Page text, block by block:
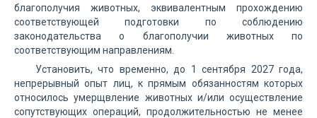
благополучия животных, эквивалентным прохождению
соответствующей подготовки по соблюдению
законодательства о благополучии животных по
соответствующим направлениям.
Установить, что временно, до 1 сентября 2027 года,
непрерывный опыт лиц, к прямым обязанностям которых
относилось умерщвление животных и/или осуществление
сопутствующих операций, продолжительностью не менее